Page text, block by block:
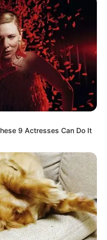
9 Actresses Can Do It